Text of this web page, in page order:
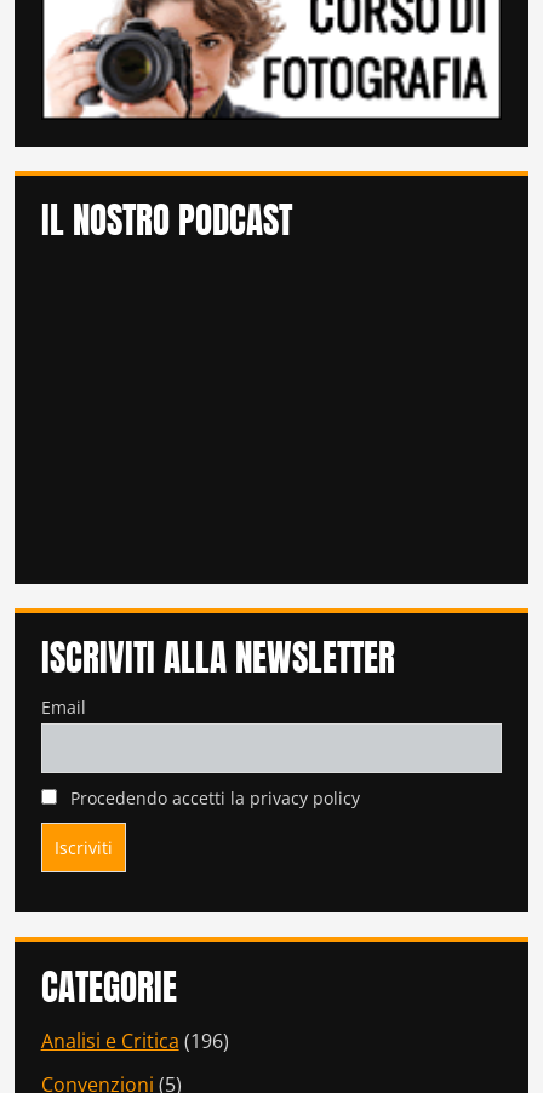
IL NOSTRO PODCAST
ISCRIVITI ALLA NEWSLETTER
Email
Procedendo accetti la privacy policy
CATEGORIE
Analisi e Critica (196)
Convenzioni (5)